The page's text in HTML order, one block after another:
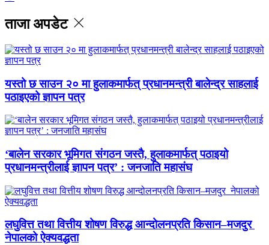
ताजा अपडेट
यस्तो छ साउन २० मा हुलाकमार्फत् प्रधानमन्त्री बालेन्द्र साहलाई
पठाइएको ज्ञापन पत्र
‘बालेन सरकार भूमिगत संगठन जस्तै, हुलाकमार्फत् पठाइयो
प्रधानमन्त्रीलाई ज्ञापन पत्र’ : जनजाति महासंघ
लघुवित्त तथा वित्तीय शोषण विरुद्ध आन्दोलनप्रति किसान–मजदुर
नेपालको ऐक्यवद्धता